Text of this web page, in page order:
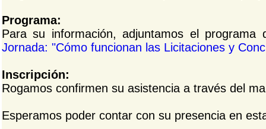
Programa:
Para su información, adjuntamos el programa
Jornada: "Cómo funcionan las Licitaciones y
Inscripción:
Rogamos confirmen su asistencia a través del
Esperamos poder contar con su presencia en